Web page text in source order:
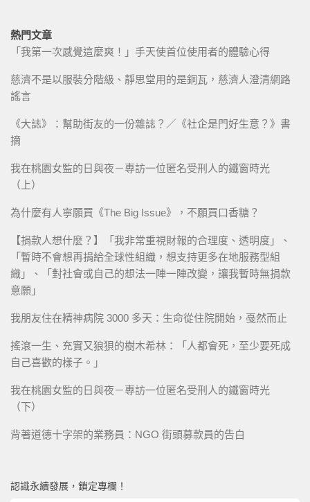
熱門文章
「我第一次感覺這麼爽！」手天使首位使用者的體驗心得
慈濟不是以服裝分階級、靜思堂用的是銅瓦，慈濟人澄清網路
謠言
《大誌》：幫助街友的一份雜誌？／《社企是門好生意？》書
摘
我在桃園女監的日與夜－專訪一位匿名受刑人的鐵窗時光
（上）
為什麼有人寧願買《The Big Issue》，不願買口香糖？
【捐款人想什麼？】「我非常重視財報的合理度、透明度」、
「暫時不會想再捐給全球性組織，想支持更多在地服務型組
織」、「對社會或自己的想法一陣一陣改變，讓我暫時無捐款
意願」
我朋友住在精神病院 3000 多天：生命從住院開始，戞然而止
搖滾一生、充實又狼狽的樹木希林：「人都會死，至少要死成
自己喜歡的樣子。」
我在桃園女監的日與夜－專訪一位匿名受刑人的鐵窗時光
（下）
背著道德十字架的業務員：NGO 街頭募款員的告白
認識永續發展，鎖定專欄！